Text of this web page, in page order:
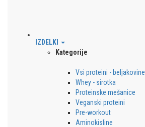
IZDELKI
Kategorije
Vsi proteini - beljakovine
Whey - sirotka
Proteinske mešanice
Veganski proteini
Pre-workout
Aminokisline